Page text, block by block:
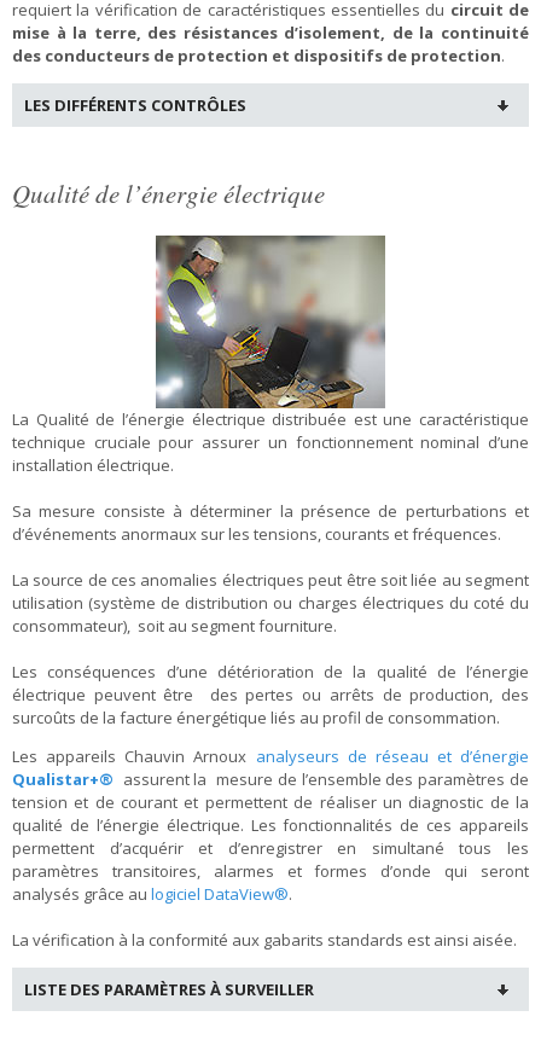
requiert la vérification de caractéristiques essentielles du circuit de
mise à la terre, des résistances d’isolement, de la continuité
des conducteurs de protection et dispositifs de protection.
LES DIFFÉRENTS CONTRÔLES
Qualité de l’énergie électrique
La Qualité de l’énergie électrique distribuée est une caractéristique
technique cruciale pour assurer un fonctionnement nominal d’une
installation électrique.
Sa mesure consiste à déterminer la présence de perturbations et
d’événements anormaux sur les tensions, courants et fréquences.
La source de ces anomalies électriques peut être soit liée au segment
utilisation (système de distribution ou charges électriques du coté du
consommateur), soit au segment fourniture.
Les conséquences d’une détérioration de la qualité de l’énergie
électrique peuvent être des pertes ou arrêts de production, des
surcoûts de la facture énergétique liés au profil de consommation.
Les appareils Chauvin Arnoux analyseurs de réseau et d’énergie
Qualistar+® assurent la mesure de l’ensemble des paramètres de
tension et de courant et permettent de réaliser un diagnostic de la
qualité de l’énergie électrique. Les fonctionnalités de ces appareils
permettent d’acquérir et d’enregistrer en simultané tous les
paramètres transitoires, alarmes et formes d’onde qui seront
analysés grâce au logiciel DataView®.
La vérification à la conformité aux gabarits standards est ainsi aisée.
LISTE DES PARAMÈTRES À SURVEILLER